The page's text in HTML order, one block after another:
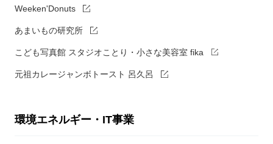
Weeken'Donuts
あまいもの研究所
こども写真館 スタジオことり・小さな美容室 fika
元祖カレージャンボトースト 呂久呂
環境エネルギー・IT事業